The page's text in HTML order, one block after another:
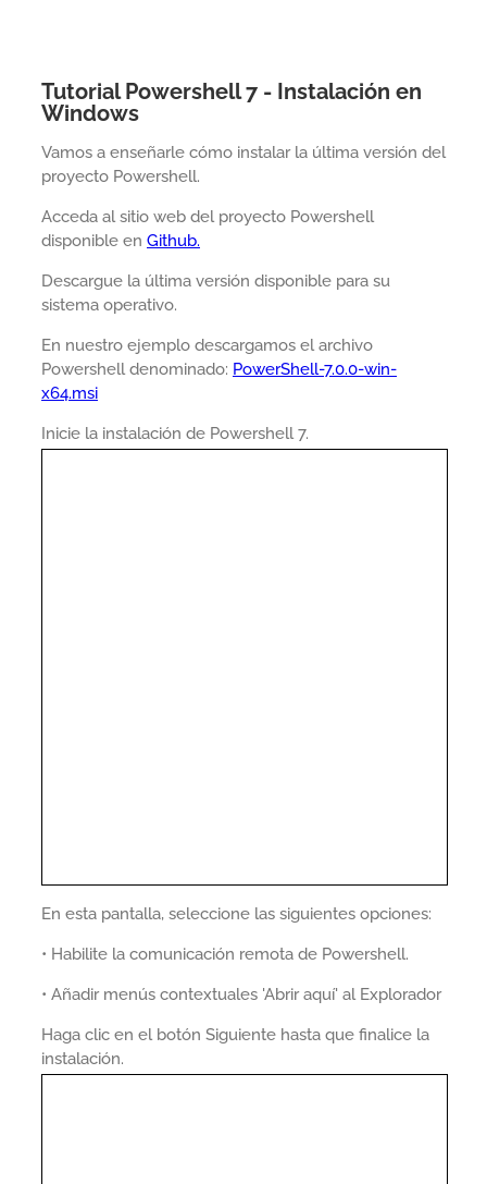
Tutorial Powershell 7 - Instalación en
Windows
Vamos a enseñarle cómo instalar la última versión del
proyecto Powershell.
Acceda al sitio web del proyecto Powershell
disponible en Github.
Descargue la última versión disponible para su
sistema operativo.
En nuestro ejemplo descargamos el archivo
Powershell denominado: PowerShell-7.0.0-win-
x64.msi
Inicie la instalación de Powershell 7.
En esta pantalla, seleccione las siguientes opciones:
• Habilite la comunicación remota de Powershell.
• Añadir menús contextuales 'Abrir aquí' al Explorador
Haga clic en el botón Siguiente hasta que finalice la
instalación.